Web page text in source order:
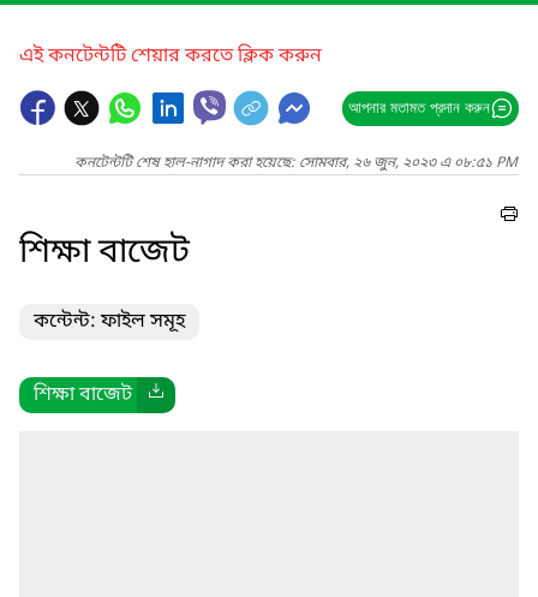
এই কনটেন্টটি শেয়ার করতে ক্লিক করুন
আপনার মতামত প্রদান করুন
কনটেন্টটি শেষ হাল-নাগাদ করা হয়েছে: সোমবার, ২৬ জুন, ২০২৩ এ ০৮:৫১ PM
শিক্ষা বাজেট
কন্টেন্ট: ফাইল সমূহ
শিক্ষা বাজেট